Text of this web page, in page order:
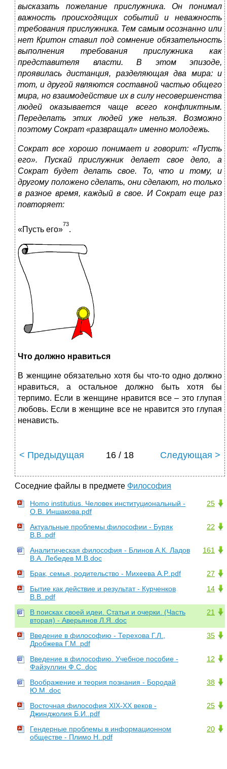
высказать пожелание прислужника. Он понимал
важность происходящих событий и неважность
требования прислужника. Тем самым осознанно или
нет Критон ставил под сомнение обязательность
выполнения требования прислужника как
представителя власти. В этом эпизоде,
проявилась дистанция, разделяющая два мира: и
тот, и другой являются составной частью общего
мира, но взаимодействие их в силу несовершенства
людей оказывается чаще всего конфликтным.
Переделать этих людей уже нельзя. Возможно
поэтому Сократ «развращал» именно молодежь.
Сократ все хорошо понимает и говорит: «Пусть
его». Пускай прислужник делает свое дело, а
Сократ будет делать свое. То, что и тому, и
другому положено сделать, они сделают, но только
в разное время, каждый в свое. И Сократ еще раз
повторяет:
«Пусть его»
73
.
Что должно нравиться
В женщине обязательно хотя бы что-то одно должно
нравиться, а остальное должно быть хотя бы
терпимо. Если в женщине нравится все – это глупая
любовь. Если в женщине все не нравится это глупая
ненависть.
< Предыдущая 16 / 18 Следующая >
Соседние файлы в предмете Философия
25
Homo institutius. Человек институциональный -
О.В. Иншакова.pdf
22
Актуальные проблемы философии - Буряк
В.В..pdf
161
Аналитическая философия - Блинов А.К. Ладов
В.А. Лебедев М.В.doc
27
Брак, семья, родительство - Михеева А.Р..pdf
14
Бытие как действие и результат - Курченков
В.В..pdf
21
В поисках своей идеи. Статьи и очерки. (Часть
вторая) - Аверьянов Л.Я..doc
35
Введение в философию - Терехова Г.Л.,
Дробжева Г.М..pdf
12
Введение в философию. Учебное пособие -
Файзуллин Ф.C..doc
38
Воображение и теория познания - Бородай
Ю.М..doc
25
Восточная философия XIX-XX веков -
Джинджолия Б.И..pdf
20
Гендерные проблемы в информационном
обществе - Плимо Н..pdf